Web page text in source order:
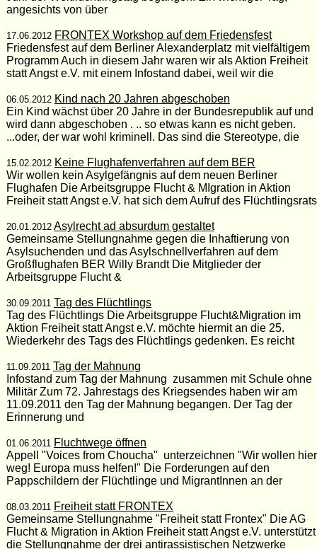
angesichts von über
17.06.2012 FRONTEX Workshop auf dem Friedensfest
Friedensfest auf dem Berliner Alexanderplatz mit vielfältigem
Programm Auch in diesem Jahr waren wir als Aktion Freiheit
statt Angst e.V. mit einem Infostand dabei, weil wir die
06.05.2012 Kind nach 20 Jahren abgeschoben
Ein Kind wächst über 20 Jahre in der Bundesrepublik auf und
wird dann abgeschoben . .. so etwas kann es nicht geben.
...oder, der war wohl kriminell. Das sind die Stereotype, die
15.02.2012 Keine Flughafenverfahren auf dem BER
Wir wollen kein Asylgefängnis auf dem neuen Berliner
Flughafen Die Arbeitsgruppe Flucht & MIgration in Aktion
Freiheit statt Angst e.V. hat sich dem Aufruf des Flüchtlingsrats
20.01.2012 Asylrecht ad absurdum gestaltet
Gemeinsame Stellungnahme gegen die Inhaftierung von
Asylsuchenden und das Asylschnellverfahren auf dem
Großflughafen BER Willy Brandt Die Mitglieder der
Arbeitsgruppe Flucht &
30.09.2011 Tag des Flüchtlings
Tag des Flüchtlings Die Arbeitsgruppe Flucht&Migration im
Aktion Freiheit statt Angst e.V. möchte hiermit an die 25.
Wiederkehr des Tags des Flüchtlings gedenken. Es reicht
11.09.2011 Tag der Mahnung
Infostand zum Tag der Mahnung zusammen mit Schule ohne
Militär Zum 72. Jahrestags des Kriegsendes haben wir am
11.09.2011 den Tag der Mahnung begangen. Der Tag der
Erinnerung und
01.06.2011 Fluchtwege öffnen
Appell "Voices from Choucha" unterzeichnen "Wir wollen hier
weg! Europa muss helfen!" Die Forderungen auf den
Pappschildern der Flüchtlinge und MigrantInnen an der
08.03.2011 Freiheit statt FRONTEX
Gemeinsame Stellungnahme "Freiheit statt Frontex" Die AG
Flucht & Migration in Aktion Freiheit statt Angst e.V. unterstützt
die Stellungnahme der drei antirassistischen Netzwerke